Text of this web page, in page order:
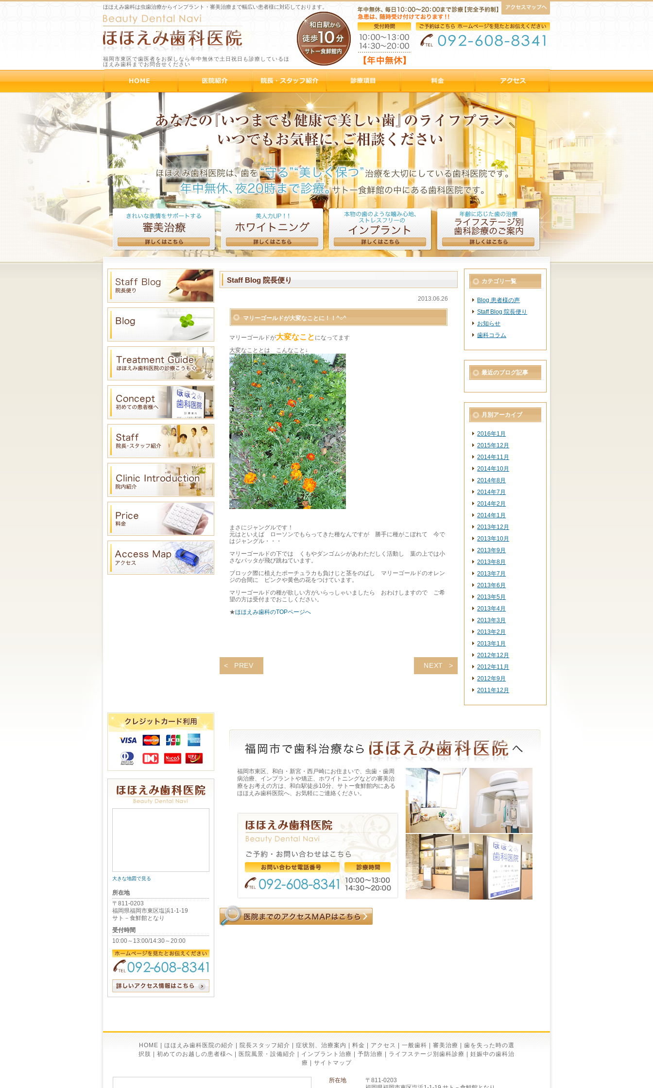
ほほえみ歯科は虫歯治療からインプラント・審美治療まで幅広い患者様に対応しております。
福岡市東区で歯医者をお探しなら年中無休で土日祝日も診療しているほ
ほえみ歯科までお問合せください
Staff Blog 院長便り
2013.06.26
マリーゴールドが大変なことに！！^○^
マリーゴールドが大変なこと になってます
大変なこととは こんなこと↓
まさにジャングルです！
元はといえば ローソンでもらってきた種なんですが 勝手に種がこぼれて 今で
はジャングル・・・
マリーゴールドの下では くもやダンゴムシがあわただしく活動し 葉の上では小
さなバッタが飛び跳ねています。
ブロック際に植えたポーチュラカも負けじと茎をのばし マリーゴールドのオレン
ジの合間に ピンクや黄色の花をつけています。
マリーゴールドの種が欲しい方がいらっしゃいましたら おわけしますので ご希
望の方は受付までおこしください。
★ほほえみ歯科のTOPページへ
PREV NEXT
カテゴリ一覧
Blog 患者様の声
Staff Blog 院長便り
お知らせ
歯科コラム
最近のブログ記事
月別アーカイブ
2016年1月
2015年12月
2014年11月
2014年10月
2014年8月
2014年7月
2014年2月
2014年1月
2013年12月
2013年10月
2013年9月
2013年8月
2013年7月
2013年6月
2013年5月
2013年4月
2013年3月
2013年2月
2013年1月
2012年12月
2012年11月
2012年9月
2011年12月
福岡市東区、和白・新宮・西戸崎にお住まいで、虫歯・歯周
病治療、インプラントや矯正、ホワイトニングなどの審美治
療をお考えの方は、和白駅徒歩10分、サトー食鮮館内にある
ほほえみ歯科医院へ、お気軽にご連絡ください。
大きな地図で見る
所在地
〒811-0203
福岡県福岡市東区塩浜1-1-19
サト－食鮮館となり
受付時間
10:00～13:00/14:30～20:00
HOME ほほえみ歯科医院の紹介 院長スタッフ紹介 症状別、治療案内 料金 アクセス 一般歯科 審美治療
歯を失った時の選
択肢
初めてのお越しの患者様へ 医院風景・設備紹介 インプラント治療 予防治療 ライフステージ別歯科診療
妊娠中の歯科治
療
サイトマップ
所在地
〒811-0203